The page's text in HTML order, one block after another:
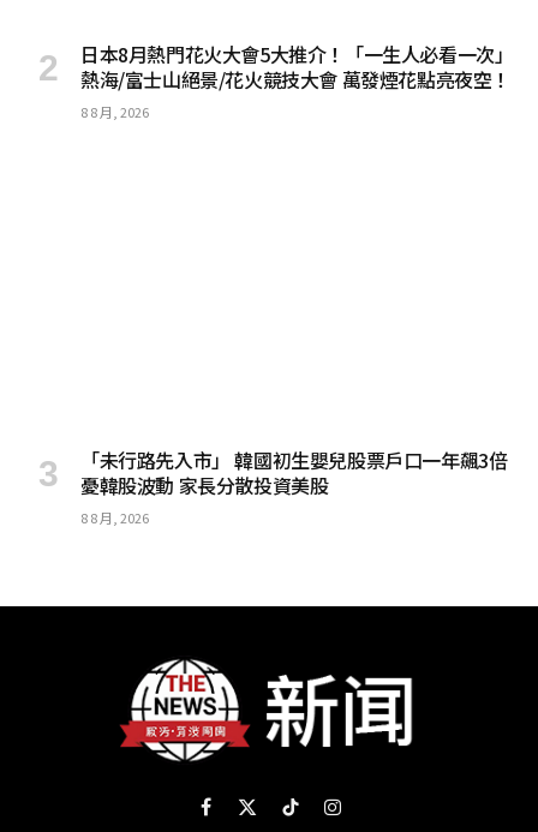
日本8月熱門花火大會5大推介！「一生人必看一次」
熱海/富士山絕景/花火競技大會 萬發煙花點亮夜空！
8 8 月, 2026
「未行路先入市」 韓國初生嬰兒股票戶口一年飆3倍
憂韓股波動 家長分散投資美股
8 8 月, 2026
Facebook
X
TikTokInstagram